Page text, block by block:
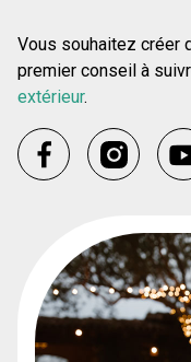
Vous souhaitez créer
premier conseil à
extérieur.